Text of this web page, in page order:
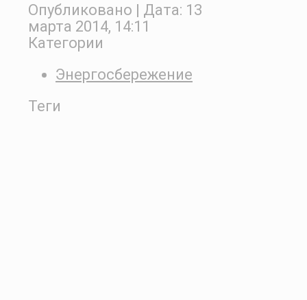
Опубликовано | Дата: 13
марта 2014, 14:11
Категории
Энергосбережение
Теги